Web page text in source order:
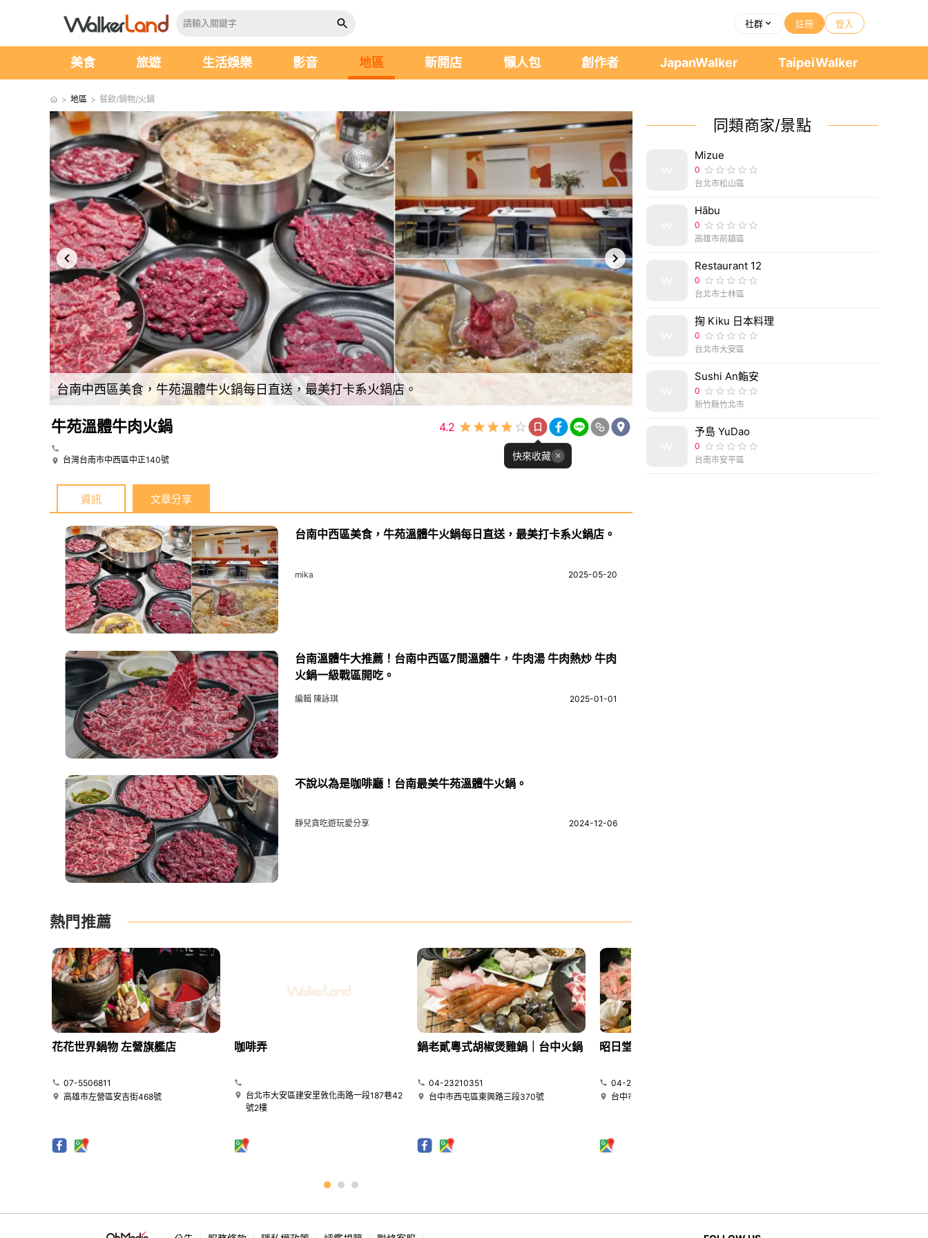
社群 註冊 登入
美食 旅遊 生活娛樂 影音 地區 新開店 懶人包 創作者 JapanWalker TaipeiWalker
> 地區 > 餐飲/鍋物/火鍋
台南中西區美食，牛苑溫體牛火鍋每日直送，最美打卡系火鍋店。 台南溫體牛大推薦！台南中西區7間溫體牛，牛肉
牛苑溫體牛肉火鍋
台灣台南市中西區中正140號
4.2
快來收藏
資訊 文章分享
台南中西區美食，牛苑溫體牛火鍋每日直送，最美打卡系火鍋店。
mika 2025-05-20
台南溫體牛大推薦！台南中西區7間溫體牛，牛肉湯 牛肉熱炒 牛肉
火鍋一級戰區開吃。
編輯 陳詠琪 2025-01-01
不說以為是咖啡廳！台南最美牛苑溫體牛火鍋。
靜兒貪吃遊玩愛分享 2024-12-06
熱門推薦
花花世界鍋物 左營旗艦店
07-5506811
高雄市左營區安吉街468號
咖啡弄
台北市大安區建安里敦化南路一段187巷42
號2樓
鍋老貳粵式胡椒煲雞鍋｜台中火鍋
04-23210351
台中市西屯區東興路三段370號
昭日堂鍋煮｜台中火鍋
04-22580269
台中市南屯區大墩十一街345號
同類商家/景點
Mizue
0
台北市松山區
Hābu
0
高雄市前鎮區
Restaurant 12
0
台北市士林區
掬 Kiku 日本料理
0
台北市大安區
Sushi An鮨安
0
新竹縣竹北市
予島 YuDao
0
台南市安平區